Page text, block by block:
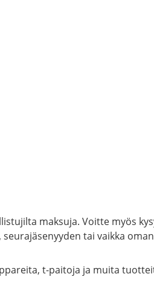
maksuja. Voitte myös
tai vaikka
t-paitoja ja muita